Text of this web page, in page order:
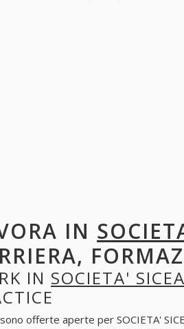
IN
IN SOCIETA' SICEA
offerte aperte per SOCIETA'